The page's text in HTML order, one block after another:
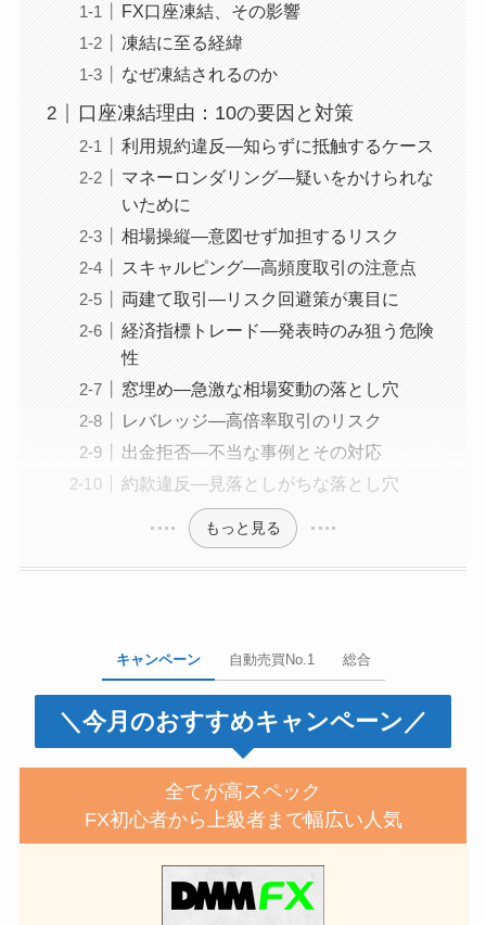
FX口座凍結、その影響
凍結に至る経緯
なぜ凍結されるのか
口座凍結理由：10の要因と対策
利用規約違反—知らずに抵触するケース
マネーロンダリング—疑いをかけられな
いために
相場操縦—意図せず加担するリスク
スキャルピング—高頻度取引の注意点
両建て取引—リスク回避策が裏目に
経済指標トレード—発表時のみ狙う危険
性
窓埋め—急激な相場変動の落とし穴
レバレッジ—高倍率取引のリスク
出金拒否—不当な事例とその対応
約款違反—見落としがちな落とし穴
もっと見る
キャンペーン 自動売買No.1 総合
＼今月のおすすめキャンペーン／
全てが高スペック
FX初心者から上級者まで幅広い人気